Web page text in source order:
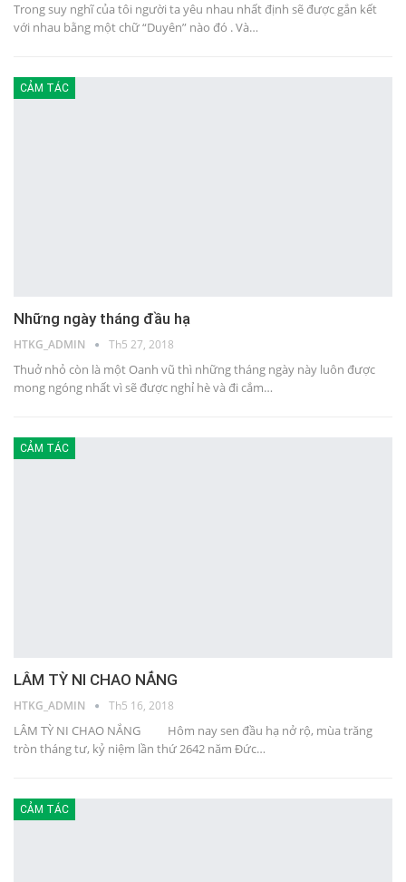
Trong suy nghĩ của tôi người ta yêu nhau nhất định sẽ được gắn kết
với nhau bằng một chữ “Duyên” nào đó . Và…
CẢM TÁC
Những ngày tháng đầu hạ
HTKG_ADMIN Th5 27, 2018
Thuở nhỏ còn là một Oanh vũ thì những tháng ngày này luôn được
mong ngóng nhất vì sẽ được nghỉ hè và đi cắm…
CẢM TÁC
LÂM TỲ NI CHAO NẮNG
HTKG_ADMIN Th5 16, 2018
LÂM TỲ NI CHAO NẮNG Hôm nay sen đầu hạ nở rộ, mùa trăng
tròn tháng tư, kỷ niệm lần thứ 2642 năm Đức…
CẢM TÁC